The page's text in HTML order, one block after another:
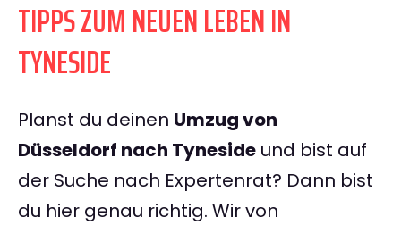
TIPPS ZUM NEUEN LEBEN IN
TYNESIDE
Planst du deinen Umzug von
Düsseldorf nach Tyneside und bist auf
der Suche nach Expertenrat? Dann bist
du hier genau richtig. Wir von